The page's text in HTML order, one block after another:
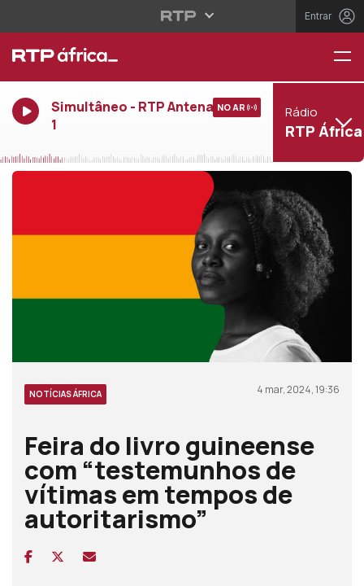
Entrar
Simultâneo - RTP Antena
1
NO AR Rádio
RTP África
NOTÍCIAS ÁFRICA 4 mar, 2024, 19:36
Feira do livro guineense
com “testemunhos de
vítimas em tempos de
autoritarismo”